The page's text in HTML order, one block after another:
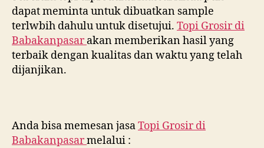
dapat meminta untuk dibuatkan sample
terlwbih dahulu untuk disetujui. Topi Grosir di
Babakanpasar akan memberikan hasil yang
terbaik dengan kualitas dan waktu yang telah
dijanjikan.
Anda bisa memesan jasaTopi Grosir di
Babakanpasarmelalui :